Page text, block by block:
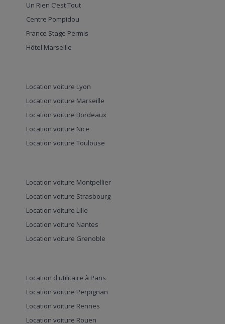
Un Rien C’est Tout
Centre Pompidou
France Stage Permis
Hôtel Marseille
Location voiture Lyon
Location voiture Marseille
Location voiture Bordeaux
Location voiture Nice
Location voiture Toulouse
Location voiture Montpellier
Location voiture Strasbourg
Location voiture Lille
Location voiture Nantes
Location voiture Grenoble
Location d'utilitaire à Paris
Location voiture Perpignan
Location voiture Rennes
Location voiture Rouen